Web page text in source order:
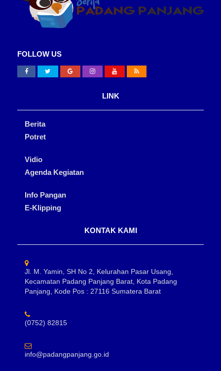
FOLLOW US
LINK
Berita
Potret
Vidio
Agenda Kegiatan
Info Pangan
E-Klipping
KONTAK KAMI
Jl. M. Yamin, SH No 2, Kelurahan Pasar Usang,
Kecamatan Padang Panjang Barat, Kota Padang
Panjang, Kode Pos : 27116 Sumatera Barat
(0752) 82815
info@padangpanjang.go.id